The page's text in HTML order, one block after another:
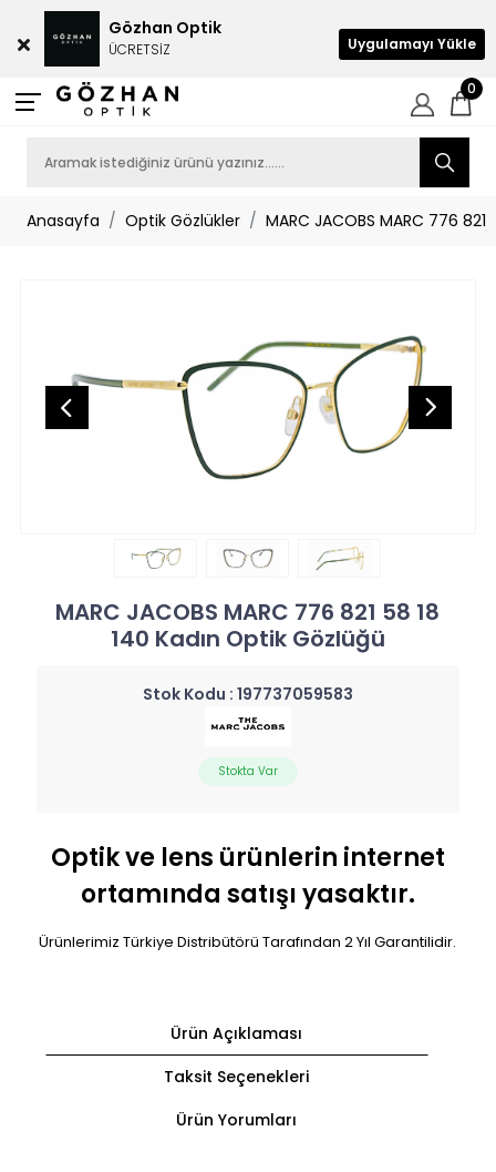
0
Anasayfa Optik Gözlükler MARC JACOBS MARC 776
MARC JACOBS MARC 776 821 58 18
140 Kadın Optik Gözlüğü
Stok Kodu : 197737059583
Stokta Var
Optik ve lens ürünlerin internet
ortamında satışı yasaktır.
Ürünlerimiz Türkiye Distribütörü Tarafından 2 Yıl Garantilidir.
Ürün Açıklaması
Taksit Seçenekleri
Ürün Yorumları
Gözhan Optik
ÜCRETSİZ Uygulamayı Yükle